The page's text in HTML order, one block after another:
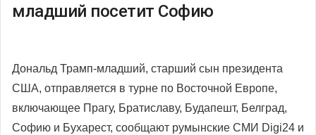
младший посетит Софию
Дональд Трамп-младший, старший сын президента
США, отправляется в турне по Восточной Европе,
включающее Прагу, Братиславу, Будапешт, Белград,
Софию и Бухарест, сообщают румынские СМИ Digi24 и